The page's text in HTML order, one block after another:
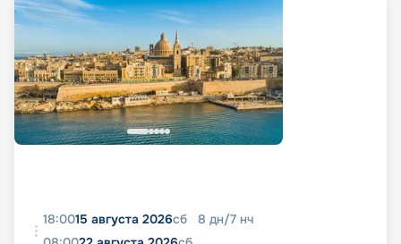
18:0015 августа 2026сб 8 дн/7 нч